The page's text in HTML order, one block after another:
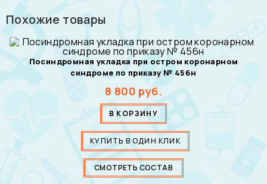
Похожие товары
Посиндромная укладка при остром коронарном
синдроме по приказу № 456н
8 800 руб.
В КОРЗИНУ
КУПИТЬ В ОДИН КЛИК
СМОТРЕТЬ СОСТАВ